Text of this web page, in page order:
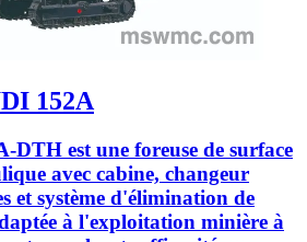
152A
DTH est une foreuse de surface
avec cabine, changeur
et système d'élimination de
à l'exploitation minière à